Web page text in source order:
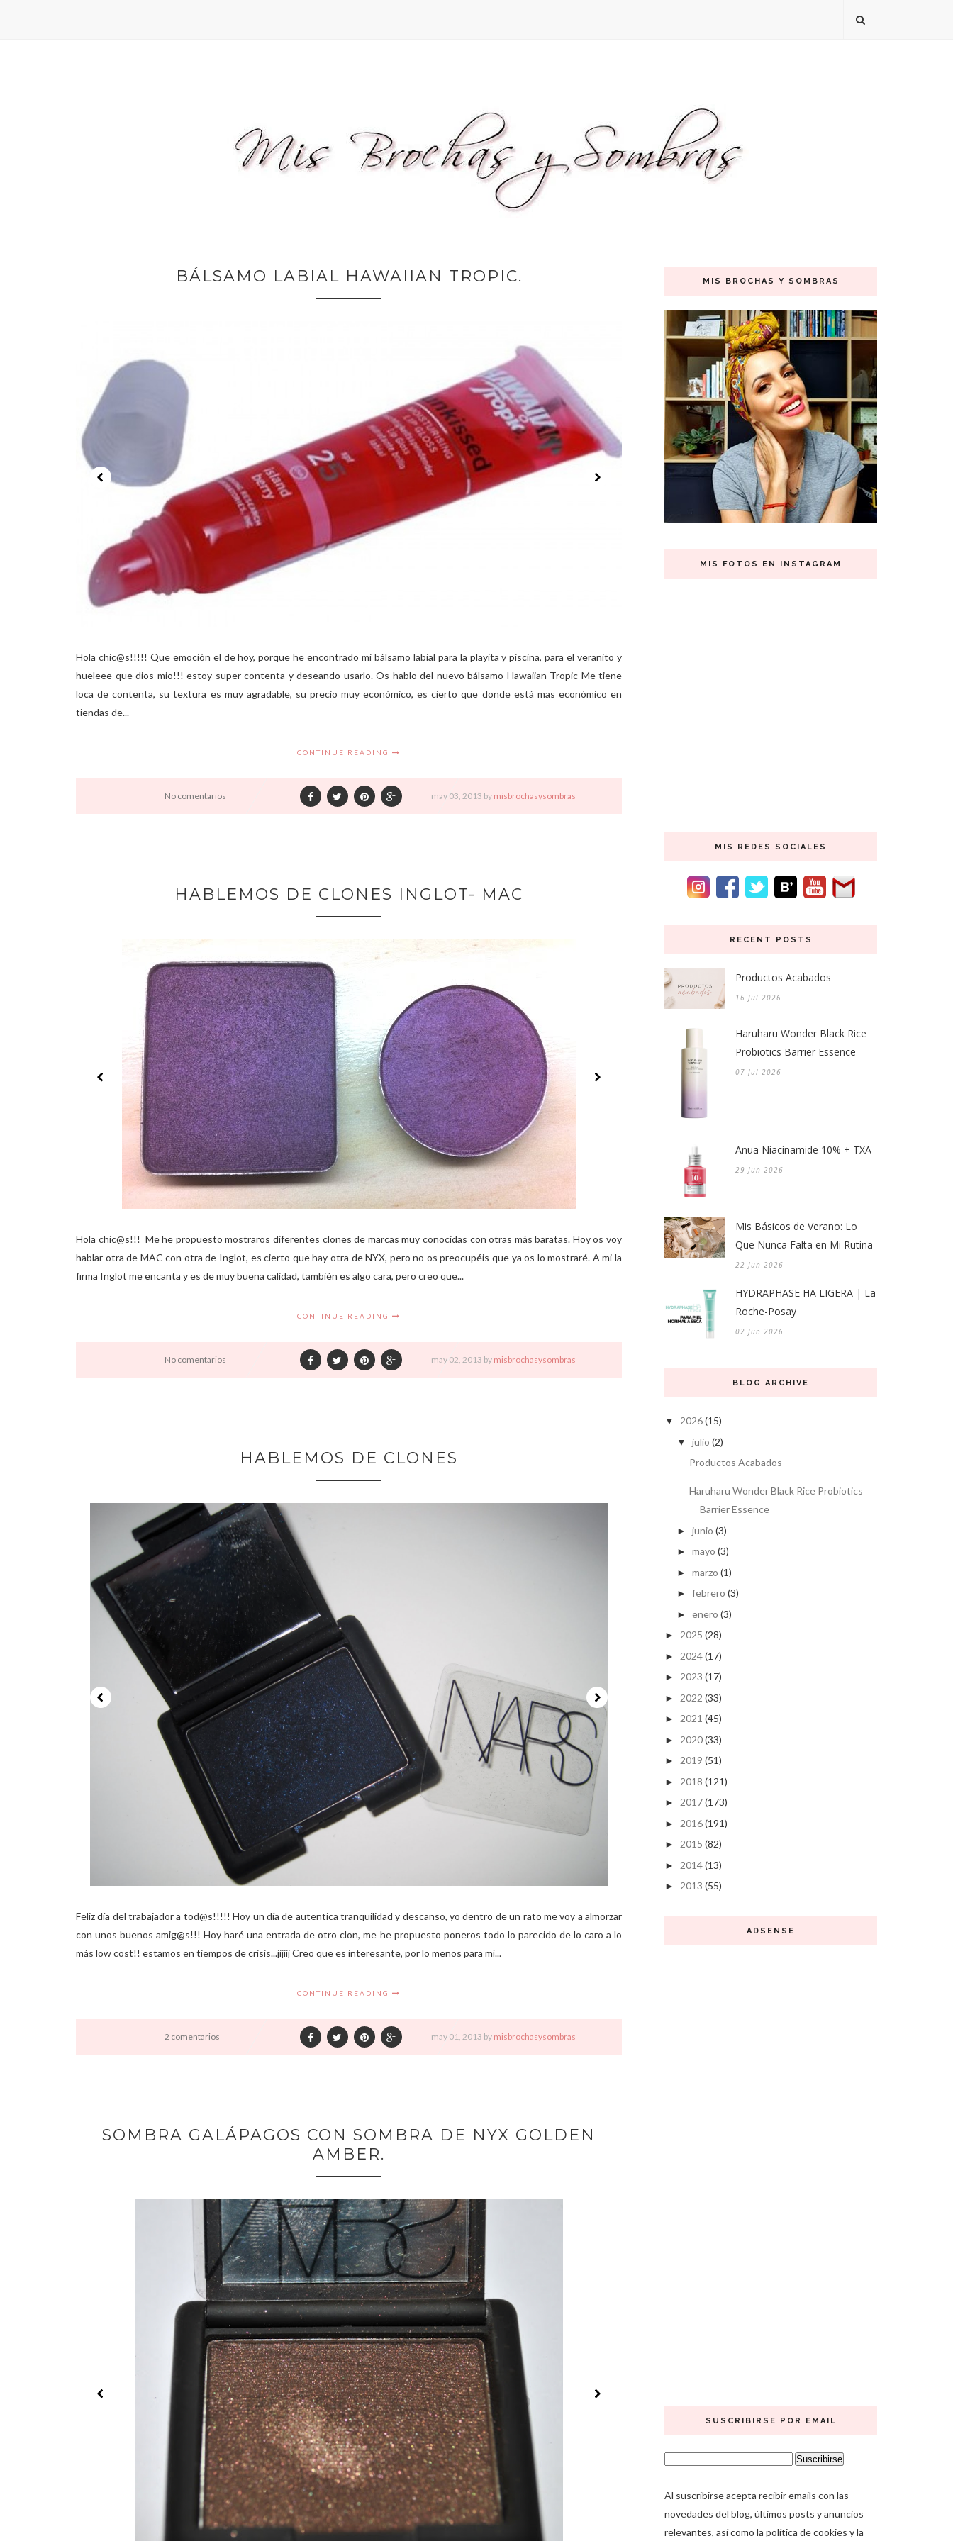
BÁLSAMO LABIAL HAWAIIAN TROPIC.
Hola chic@s!!!!! Que emoción el de hoy, porque he encontrado mi bálsamo labial para la playita y piscina, para el veranito y
hueleee que dios mio!!! estoy super contenta y deseando usarlo. Os hablo del nuevo bálsamo Hawaiian Tropic Me tiene
loca de contenta, su textura es muy agradable, su precio muy económico, es cierto que donde está mas económico en
tiendas de...
CONTINUE READING
No comentarios may 03, 2013 by misbrochasysombras
HABLEMOS DE CLONES INGLOT- MAC
Hola chic@s!!! Me he propuesto mostraros diferentes clones de marcas muy conocidas con otras más baratas. Hoy os voy
hablar otra de MAC con otra de Inglot, es cierto que hay otra de NYX, pero no os preocupéis que ya os lo mostraré. A mi la
firma Inglot me encanta y es de muy buena calidad, también es algo cara, pero creo que...
CONTINUE READING
No comentarios may 02, 2013 by misbrochasysombras
HABLEMOS DE CLONES
Feliz día del trabajador a tod@s!!!!! Hoy un día de autentica tranquilidad y descanso, yo dentro de un rato me voy a almorzar
con unos buenos amig@s!!! Hoy haré una entrada de otro clon, me he propuesto poneros todo lo parecido de lo caro a lo
más low cost!! estamos en tiempos de crisis...jijiij Creo que es interesante, por lo menos para mí...
CONTINUE READING
2 comentarios may 01, 2013 by misbrochasysombras
SOMBRA GALÁPAGOS CON SOMBRA DE NYX GOLDEN
AMBER.
MIS BROCHAS Y SOMBRAS
MIS FOTOS EN INSTAGRAM
MIS REDES SOCIALES
RECENT POSTS
Productos Acabados
16 Jul 2026
Haruharu Wonder Black Rice
Probiotics Barrier Essence
07 Jul 2026
Anua Niacinamide 10% + TXA
29 Jun 2026
Mis Básicos de Verano: Lo
Que Nunca Falta en Mi Rutina
22 Jun 2026
HYDRAPHASE HA LIGERA | La
Roche-Posay
02 Jun 2026
BLOG ARCHIVE
▼ 2026(15)
▼ julio (2)
Productos Acabados
Haruharu Wonder Black Rice Probiotics
Barrier Essence
► junio (3)
► mayo (3)
► marzo (1)
► febrero (3)
► enero (3)
► 2025 (28)
► 2024(17)
► 2023 (17)
► 2022 (33)
► 2021 (45)
► 2020(33)
► 2019 (51)
► 2018 (121)
► 2017(173)
► 2016(191)
► 2015 (82)
► 2014(13)
► 2013 (55)
ADSENSE
SUSCRIBIRSE POR EMAIL
Al suscribirse acepta recibir emails con las
novedades del blog, últimos posts y anuncios
relevantes, así como la política de cookies y la